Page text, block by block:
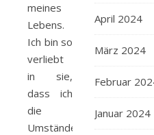
meines
Lebens.
Ich bin so
verliebt
in sie,
dass ich
die
Umstände
April 2024
März 2024
Februar
Januar 2024